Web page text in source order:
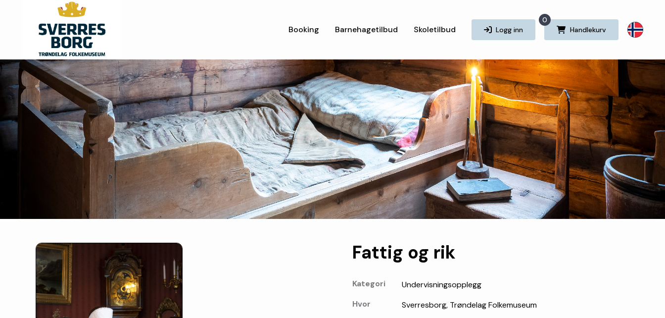
Booking Barnehagetilbud Skoletilbud Logg inn Handlekurv
0
Fattig og rik
Kategori
Undervisningsopplegg
Hvor
Sverresborg, Trøndelag Folkemuseum